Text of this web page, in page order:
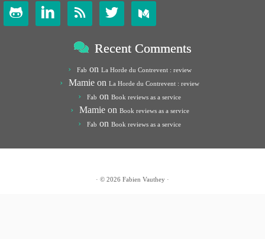
   
Recent Comments
Fab on La Horde du Contrevent : review
Mamie on La Horde du Contrevent : review
Fab on Book reviews as a service
Mamieon Book reviews as a service
Fab on Book reviews as a service
· © 2026 Fabien Vauthey ·